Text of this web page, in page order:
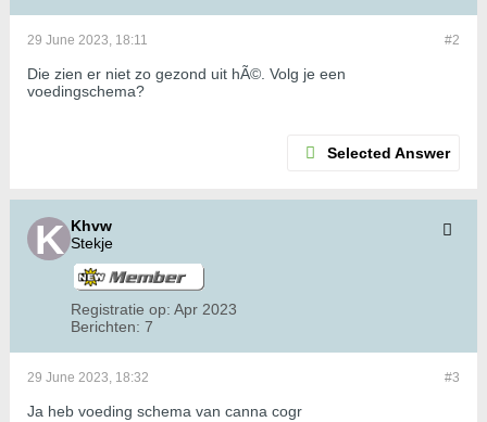
#2
29 June 2023, 18:11
Die zien er niet zo gezond uit hÃ©. Volg je een
voedingschema?
Selected Answer
Khvw
Stekje
Registratie op: Apr 2023
Berichten: 7
#3
29 June 2023, 18:32
Ja heb voeding schema van canna cogr